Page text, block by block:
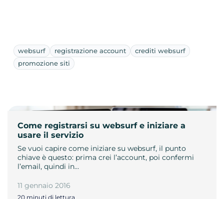
websurf registrazione account
crediti websurf
promozione siti
Come registrarsi su websurf e iniziare a
usare il servizio
Se vuoi capire come iniziare su websurf, il punto
chiave è questo: prima crei l’account, poi confermi
l’email, quindi in…
11 gennaio 2016
20 minuti di lettura